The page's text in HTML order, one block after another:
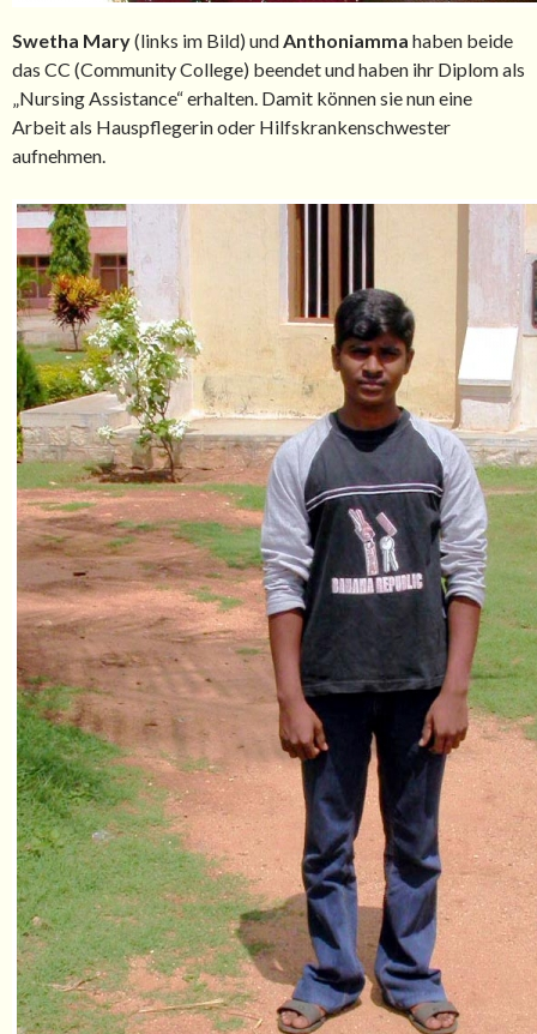
Swetha Mary(links im Bild) undAnthoniamma haben beide
das CC (Community College) beendet und haben ihr Diplom als
„Nursing Assistance“ erhalten. Damit können sie nun eine
Arbeit als Hauspflegerin oder Hilfskrankenschwester
aufnehmen.